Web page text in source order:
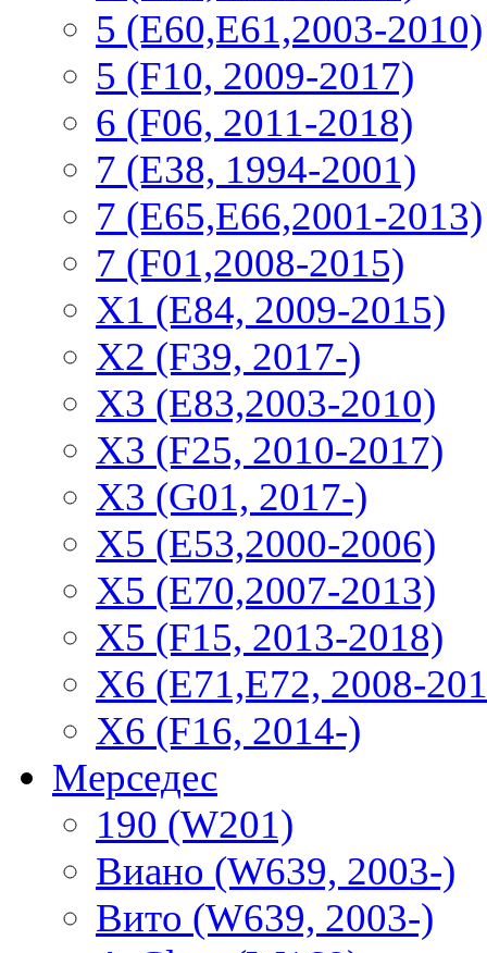
5 (E60,E61,2003-2010)
5 (F10, 2009-2017)
6 (F06, 2011-2018)
7 (E38, 1994-2001)
7 (E65,E66,2001-2013)
7 (F01,2008-2015)
X1 (E84, 2009-2015)
Х2 (F39, 2017-)
X3 (E83,2003-2010)
X3 (F25, 2010-2017)
X3 (G01, 2017-)
X5 (E53,2000-2006)
X5 (E70,2007-2013)
X5 (F15, 2013-2018)
X6 (E71,E72, 2008-
X6 (F16, 2014-)
Мерседес
190 (W201)
Виано (W639, 2003-)
Вито (W639, 2003-)